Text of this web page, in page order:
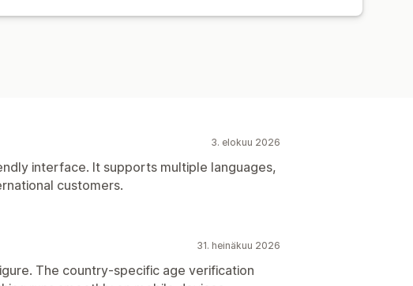
3. elokuu 2026
interface. It supports multiple languages,
customers.
31. heinäkuu 2026
The country-specific age verification